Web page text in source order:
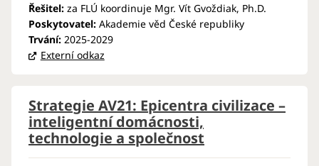
Řešitel: za FLÚ koordinuje Mgr. Vít Gvoždiak, Ph.D.
Poskytovatel: Akademie věd České republiky
Trvání: 2025-2029
Externí odkaz
Strategie AV21: Epicentra civilizace –
inteligentní domácnosti,
technologie a společnost